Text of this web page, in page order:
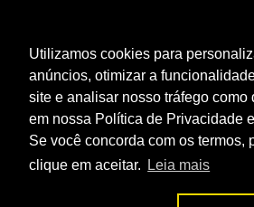
Utilizamos cookies para
anúncios, otimizar a
site e analisar nosso tráfego como
em nossa Política de Privacidade
Se você concorda com os termos,
clique em aceitar.
Leia mais
NOTÍCIAS
HOME EVENTO / UFC 274: